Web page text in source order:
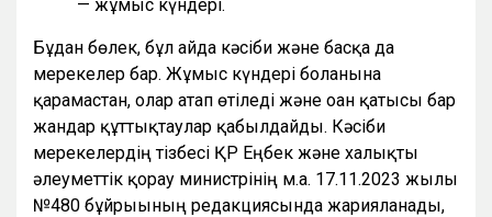
— жұмыс күндері.
Бұдан бөлек, бұл айда кәсіби және басқа да
мерекелер бар. Жұмыс күндері болғанына
қарамастан, олар атап өтіледі және оған қатысы бар
жандар құттықтаулар қабылдайды. Кәсіби
мерекелердің тізбесі ҚР Еңбек және халықты
әлеуметтік қорғау министрінің м.а. 17.11.2023 жылғы
№480 бұйрығының редакциясында жарияланады,